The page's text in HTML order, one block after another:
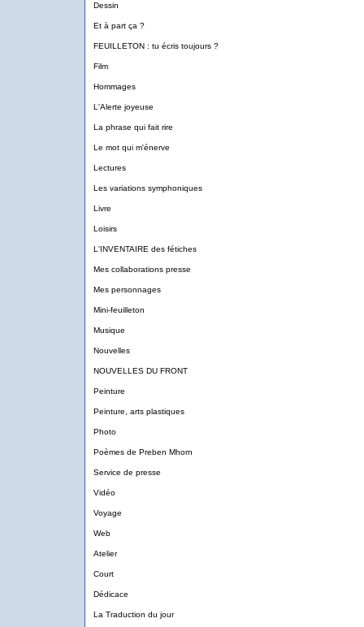
Dessin
Et à part ça ?
FEUILLETON : tu écris toujours ?
Film
Hommages
L'Alerte joyeuse
La phrase qui fait rire
Le mot qui m'énerve
Lectures
Les variations symphoniques
Livre
Loisirs
L'INVENTAIRE des fétiches
Mes collaborations presse
Mes personnages
Mini-feuilleton
Musique
Nouvelles
NOUVELLES DU FRONT
Peinture
Peinture, arts plastiques
Photo
Poèmes de Preben Mhorn
Service de presse
Vidéo
Voyage
Web
Atelier
Court
Dédicace
La Traduction du jour